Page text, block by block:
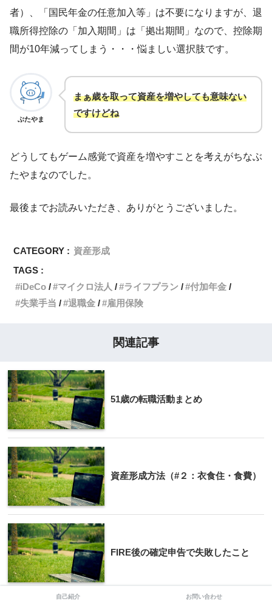
者）、「国民年金の任意加入等」は不要になりますが、退
職所得控除の「加入期間」は「拠出期間」なので、控除期
間が10年減ってしまう・・・悩ましい選択肢です。
ぶたやま
まぁ歳を取って資産を増やしても意味ない
ですけどね
どうしてもゲーム感覚で資産を増やすことを考えがちなぶ
たやまなのでした。
最後までお読みいただき、ありがとうございました。
CATEGORY : 資産形成
TAGS :
iDeCo
マイクロ法人 ライフプラン
付加年金
失業手当
退職金 雇用保険
関連記事
51歳の転職活動まとめ
資産形成方法（#２：衣食住・食費）
FIRE後の確定申告で失敗したこと
自己紹介 お問い合わせ